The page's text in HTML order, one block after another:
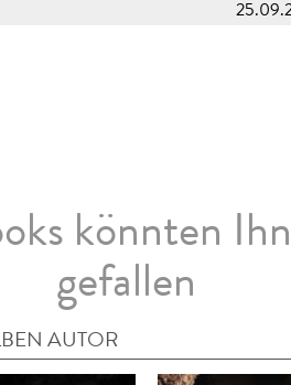
könnten
gefallen
AUTOR